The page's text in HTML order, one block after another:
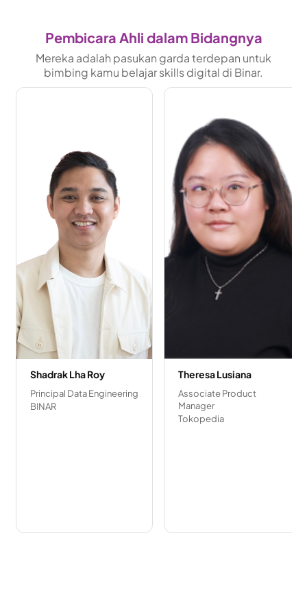
Pembicara Ahli dalam Bidangnya
Mereka adalah pasukan garda terdepan untuk
bimbing kamu belajar skills digital di Binar.
Shadrak Lha Roy
Principal Data Engineering
BINAR
Theresa Lusiana
Associate Product
Manager
Tokopedia